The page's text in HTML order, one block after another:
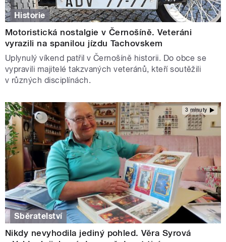
Historie
Motoristická nostalgie v Černošíně. Veteráni
vyrazili na spanilou jízdu Tachovskem
Uplynulý víkend patřil v Černošíně historii. Do obce se
vypravili majitelé takzvaných veteránů, kteří soutěžili
v různých disciplínách.
3 minuty
Sběratelství
Nikdy nevyhodila jediný pohled. Věra Syrová